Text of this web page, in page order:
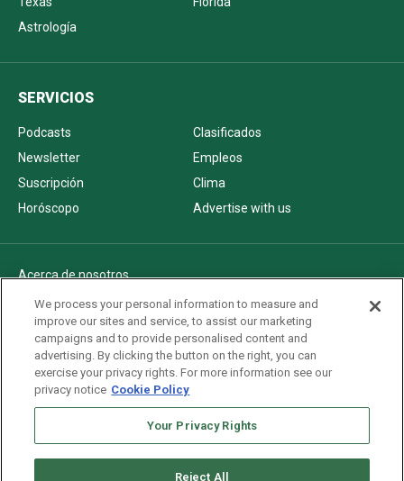
Astrología
SERVICIOS
Podcasts
Clasificados
Newsletter
Empleos
Suscripción
Clima
Horóscopo
Advertise with us
Acerca de nosotros
Politica de privacidad
Pautas Editoriales
AdChoices
Advertise with us
Newsletters
We process your personal information to measure and
improve our sites and service, to assist our marketing
campaigns and to provide personalised content and
advertising. By clicking the button on the right, you can
exercise your privacy rights. For more information see our
privacy notice Cookie Policy
Your Privacy Rights
Reject All